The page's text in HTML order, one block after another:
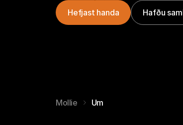
Hefjast handa Hafðu
Mollie Um